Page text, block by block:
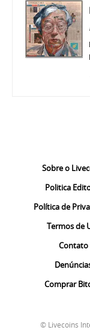
Sobre o
Politica
Política de
Termos de
Contato
Comprar
© Livecoins